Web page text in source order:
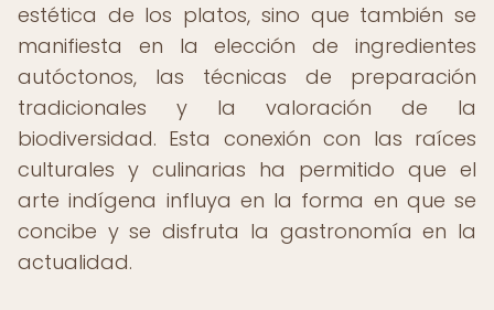
estética de los platos, sino que también se
manifiesta en la elección de ingredientes
autóctonos, las técnicas de preparación
tradicionales y la valoración de la
biodiversidad. Esta conexión con las raíces
culturales y culinarias ha permitido que el
arte indígena influya en la forma en que se
concibe y se disfruta la gastronomía en la
actualidad.